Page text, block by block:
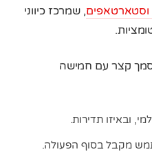
, שמרכז כיווני
קצר עם חמישה
ובאיזו תדירות.
מקבל בסוף הפעולה.